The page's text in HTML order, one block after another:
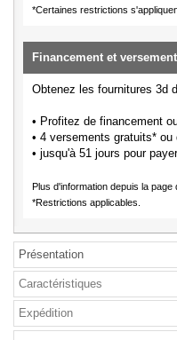
*Certaines restrictions
Financement et
Obtenez les fournitures 3d
• Profitez de financement
• 4 versements gratuits* ou
• jusqu'à 51 jours pour
Plus d'information depuis la page
*Restrictions applicables.
Présentation
Caractéristiques
Expédition